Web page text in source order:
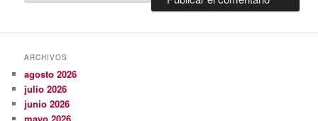
ARCHIVOS
agosto 2026
julio 2026
junio 2026